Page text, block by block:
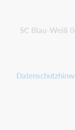
SC Blau-Weiß